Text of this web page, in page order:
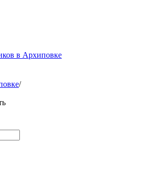
в Архиповке
/